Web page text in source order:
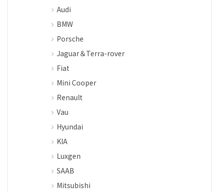
Audi
BMW
Porsche
Jaguar＆Terra-rover
Fiat
Mini Cooper
Renault
Vau
Hyundai
KIA
Luxgen
SAAB
Mitsubishi